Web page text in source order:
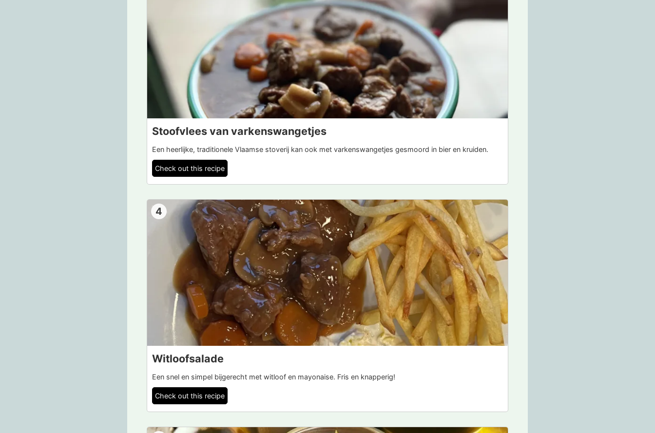
Stoofvlees van varkenswangetjes
Een heerlijke, traditionele Vlaamse stoverij kan ook met varkenswangetjes gesmoord in bier en kruiden.
Check out this recipe
4
Witloofsalade
Een snel en simpel bijgerecht met witloof en mayonaise. Fris en knapperig!
Check out this recipe